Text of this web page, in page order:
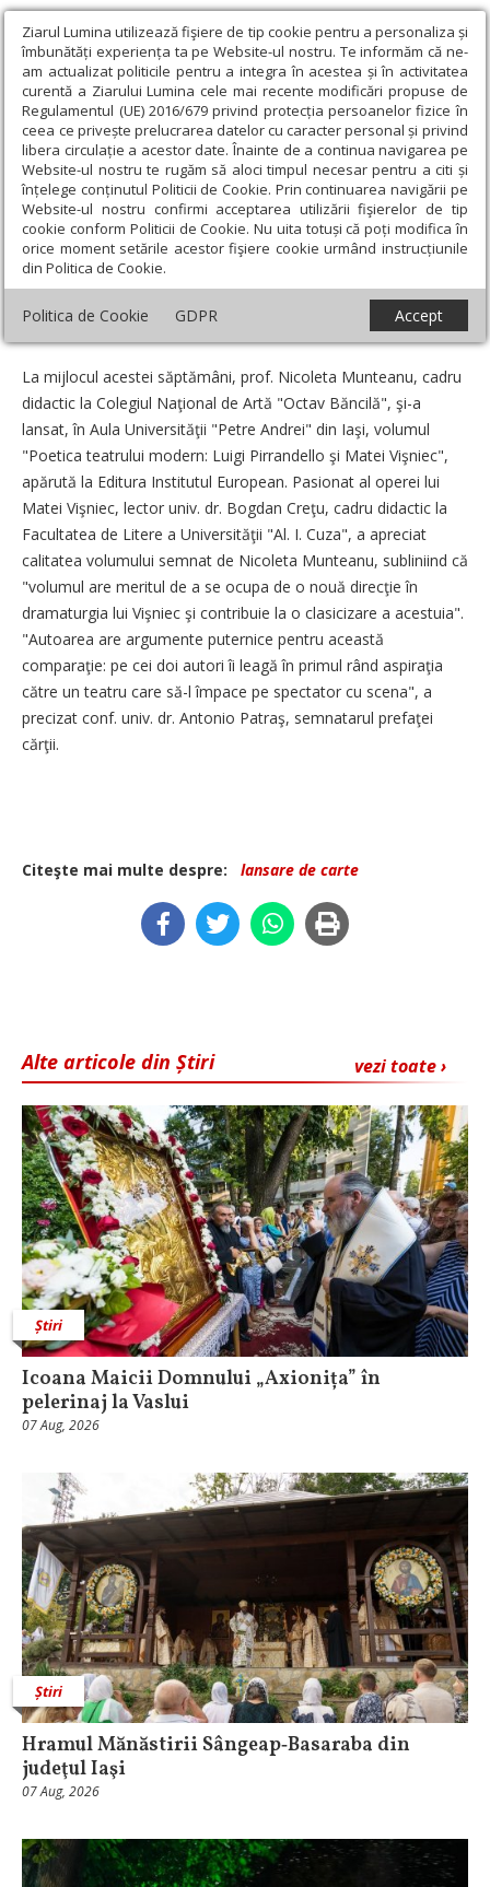
Ziarul Lumina utilizează fişiere de tip cookie pentru a personaliza și
îmbunătăți experiența ta pe Website-ul nostru. Te informăm că ne-
am actualizat politicile pentru a integra în acestea și în activitatea
curentă a Ziarului Lumina cele mai recente modificări propuse de
Regulamentul (UE) 2016/679 privind protecția persoanelor fizice în
ceea ce privește prelucrarea datelor cu caracter personal și privind
libera circulație a acestor date. Înainte de a continua navigarea pe
Website-ul nostru te rugăm să aloci timpul necesar pentru a citi și
înțelege conținutul Politicii de Cookie. Prin continuarea navigării pe
Website-ul nostru confirmi acceptarea utilizării fişierelor de tip
cookie conform Politicii de Cookie. Nu uita totuși că poți modifica în
orice moment setările acestor fişiere cookie urmând instrucțiunile
din Politica de Cookie.
Politica de Cookie GDPR Accept
Ziarul Lumina › Actualitate religioasă › Știri › Lansare de carte:
„Poetica teatrului modern”
Lansare de carte: „Poetica teatrului
modern”
Data: 19 Feb 2011
La mijlocul acestei săptămâni, prof. Nicoleta Munteanu, cadru
didactic la Colegiul Naţional de Artă "Octav Băncilă", şi-a
lansat, în Aula Universităţii "Petre Andrei" din Iaşi, volumul
"Poetica teatrului modern: Luigi Pirrandello şi Matei Vişniec",
apărută la Editura Institutul European. Pasionat al operei lui
Matei Vişniec, lector univ. dr. Bogdan Creţu, cadru didactic la
Facultatea de Litere a Universităţii "Al. I. Cuza", a apreciat
calitatea volumului semnat de Nicoleta Munteanu, subliniind că
"volumul are meritul de a se ocupa de o nouă direcţie în
dramaturgia lui Vişniec şi contribuie la o clasicizare a acestuia".
"Autoarea are argumente puternice pentru această
comparaţie: pe cei doi autori îi leagă în primul rând aspiraţia
către un teatru care să-l împace pe spectator cu scena", a
precizat conf. univ. dr. Antonio Patraş, semnatarul prefaţei
cărţii.
Citeşte mai multe despre: lansare de carte
vezi toate ›
Alte articole din Știri
Știri
Icoana Maicii Domnului „Axionița” în
pelerinaj la Vaslui
07 Aug, 2026
Știri
Hramul Mănăstirii Sângeap‑Basaraba din
judeţul Iaşi
07 Aug, 2026